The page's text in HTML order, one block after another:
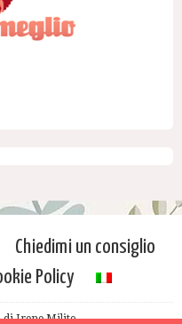
Chiedimi un consiglio
Policy
di Irene Milito